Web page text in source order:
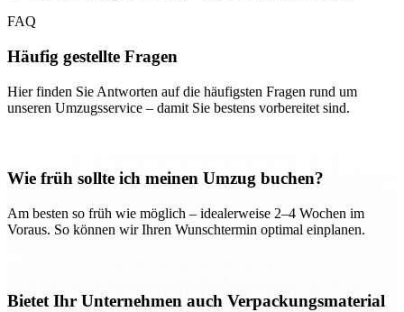
FAQ
Häufig gestellte Fragen
Hier finden Sie Antworten auf die häufigsten Fragen rund um
unseren Umzugsservice – damit Sie bestens vorbereitet sind.
Wie früh sollte ich meinen Umzug buchen?
Am besten so früh wie möglich – idealerweise 2–4 Wochen im
Voraus. So können wir Ihren Wunschtermin optimal einplanen.
Bietet Ihr Unternehmen auch Verpackungsmaterial